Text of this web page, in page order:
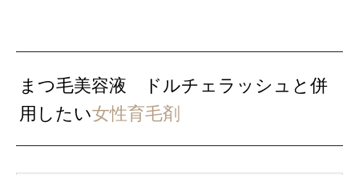
まつ毛美容液 ドルチェラッシュと併
用したい女性育毛剤